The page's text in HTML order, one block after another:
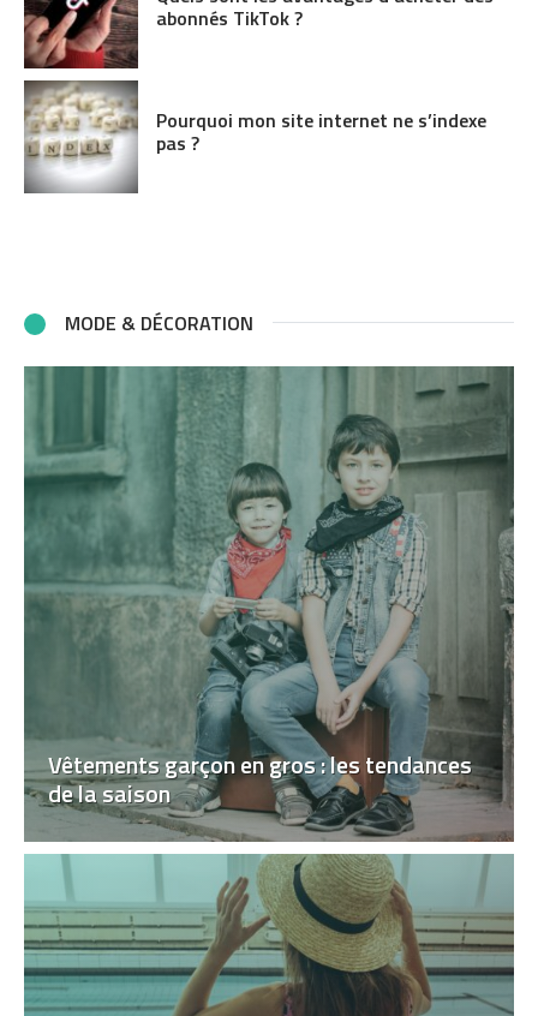
abonnés TikTok ?
Pourquoi mon site internet ne s’indexe
pas ?
MODE & DÉCORATION
Vêtements garçon en gros : les tendances
de la saison